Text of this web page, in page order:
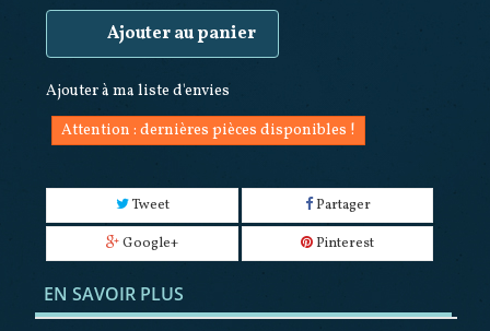
Ajouter au panier
Ajouter à ma liste d'envies
Attention : dernières pièces disponibles !
Tweet
Partager
Google+
Pinterest
EN SAVOIR PLUS